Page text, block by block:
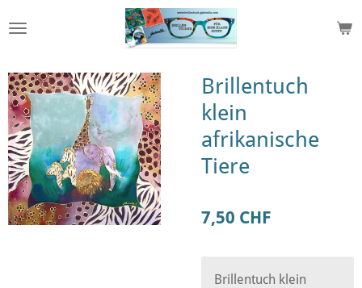
Hauptinhalt
Brillentuch
klein
afrikanische
Tiere
7,50 CHF
Brillentuch klein